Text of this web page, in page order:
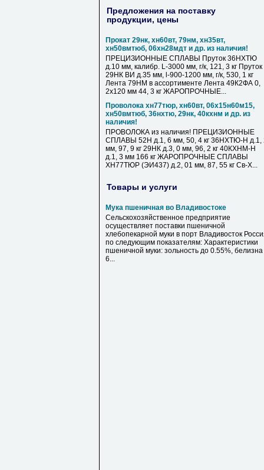
Предложения на поставку
продукции, цены
Прокат 29нк, хн60вт, 79нм, хн35вт,
хн50вмтюб, 06хн28мдт и др. из наличия!
ПРЕЦИЗИОННЫЕ СПЛАВЫ Пруток 36НХТЮ
д.10 мм, калибр. L-3000 мм, г/к, 121, 3 кг Пруток
29НК ВИ д.35 мм, l-900-1200 мм, г/к, 530, 1 кг
Лента 79НМ в ассортименте Лента 49К2ФА 0,
2х120 мм 44, 3 кг ЖАРОПРОЧНЫЕ...
Проволока хн77тюр, хн60вт, 06х15н60м15,
хн50вмтюб, 36нхтю, 29нк, 40кхнм и др. из
наличия!
ПРОВОЛОКА из наличия! ПРЕЦИЗИОННЫЕ
СПЛАВЫ 52Н д.1, 6 мм, 50, 4 кг 36НХТЮ-Н д.1,
мм, 97, 9 кг 29НК д.3, 0 мм, 96, 2 кг 40КХНМ-Н
д.1, 3 мм 166 кг ЖАРОПРОЧНЫЕ СПЛАВЫ
ХН77ТЮР (ЭИ437) д.2, 01 мм, 87, 55 кг Св-Х...
Товары и услуги
Мука пшеничная во Владивостоке
Сельскохозяйственное предприятие
осуществляет поставки пшеничной
хлебопекарной муки в порт Владивосток
по следующим показателям: Характеристики
пшеничной муки: зольность до 0.55%, белизна
6...